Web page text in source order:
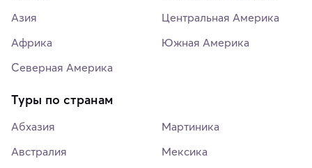
Азия
Африка
Северная Америка
Центральная Америка
Южная Америка
Туры по странам
Абхазия
Австралия
Мартиника
Мексика